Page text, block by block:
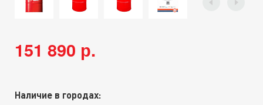
151 890 р.
Наличие в городах: